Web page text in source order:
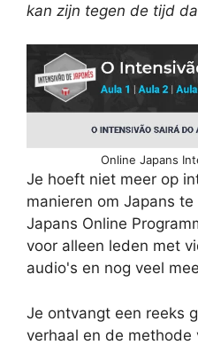
kan zijn tegen de tijd
Online Japans
Je hoeft niet meer op
manieren om Japans
Japans Online
voor alleen leden met
audio's en nog veel
Je ontvangt een reeks
verhaal en de methode